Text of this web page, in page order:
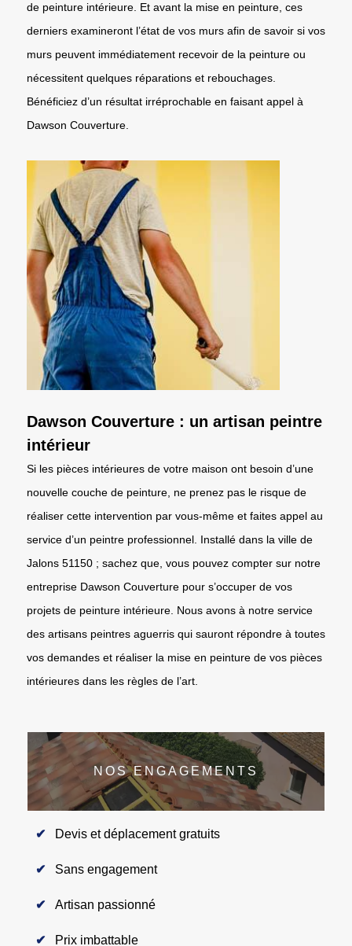
de peinture intérieure. Et avant la mise en peinture, ces
derniers examineront l’état de vos murs afin de savoir si vos
murs peuvent immédiatement recevoir de la peinture ou
nécessitent quelques réparations et rebouchages.
Bénéficiez d’un résultat irréprochable en faisant appel à
Dawson Couverture.
Dawson Couverture : un artisan peintre
intérieur
Si les pièces intérieures de votre maison ont besoin d’une
nouvelle couche de peinture, ne prenez pas le risque de
réaliser cette intervention par vous-même et faites appel au
service d’un peintre professionnel. Installé dans la ville de
Jalons 51150 ; sachez que, vous pouvez compter sur notre
entreprise Dawson Couverture pour s’occuper de vos
projets de peinture intérieure. Nous avons à notre service
des artisans peintres aguerris qui sauront répondre à toutes
vos demandes et réaliser la mise en peinture de vos pièces
intérieures dans les règles de l’art.
NOS ENGAGEMENTS
Devis et déplacement gratuits
Sans engagement
Artisan passionné
Prix imbattable